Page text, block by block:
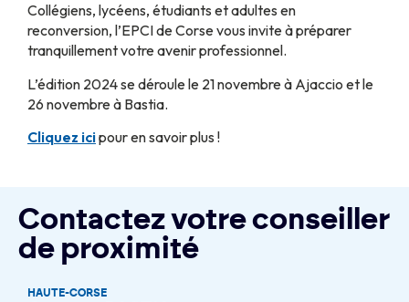
Collégiens, lycéens, étudiants et adultes en
reconversion, l’EPCI de Corse vous invite à préparer
tranquillement votre avenir professionnel.
L’édition 2024 se déroule le 21 novembre à Ajaccio et le
26 novembre à Bastia.
Cliquez icipour en savoir plus !
Contactez votre conseiller
de proximité
HAUTE-CORSE